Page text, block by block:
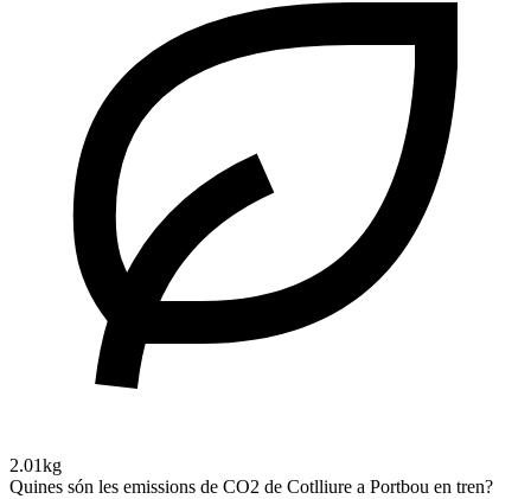
2.01kg
Quines són les emissions de CO2 de Cotlliure a Portbou en tren?